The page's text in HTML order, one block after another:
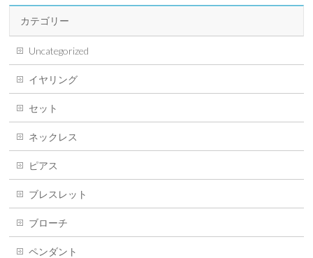
カテゴリー
Uncategorized
イヤリング
セット
ネックレス
ピアス
ブレスレット
ブローチ
ペンダント